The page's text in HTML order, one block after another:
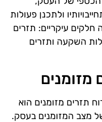
ולתכנן פעולות
עיקריים: תזרים
השקעה ותזרים
מזומנים
תזרים מזומנים הוא
מצב המזומנים בעסק.